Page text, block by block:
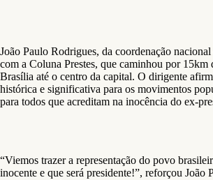
João Paulo Rodrigues, da coordenação
com a Coluna Prestes, que caminhou por 15km
Brasília até o centro da capital. O dirigente
histórica e significativa para os movimentos
para todos que acreditam na inocência do ex-
“Viemos trazer a representação do povo
inocente e que será presidente!”, reforçou João